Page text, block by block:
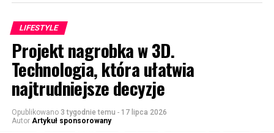
LIFESTYLE
Projekt nagrobka w 3D.
Technologia, która ułatwia
najtrudniejsze decyzje
Opublikowano 3 tygodnie temu - 17 lipca 2026
Autor Artykuł sponsorowany